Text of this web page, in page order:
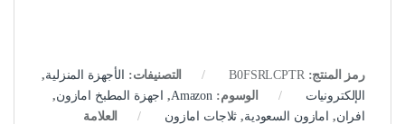
رمز المنتج: B0FSRLCPTR التصنيفات: الأجهزة المنزلية,
الإلكترونيات
الوسوم: Amazon
, اجهزة المطبخ امازون,
افران, امازون السعودية, ثلاجات امازون
العلامة